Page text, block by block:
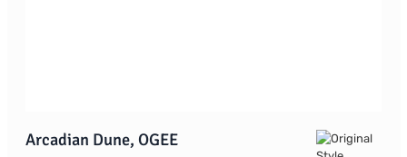
Arcadian Dune, OGEE